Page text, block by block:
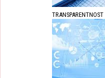
TRANSPARENTNOST